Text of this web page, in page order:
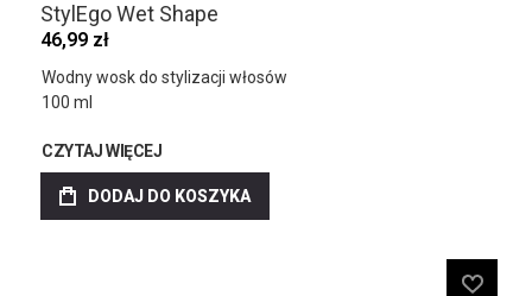
StylEgo Wet Shape
46,99 zł
Wodny wosk do stylizacji włosów
100 ml
CZYTAJ WIĘCEJ
DODAJ DO KOSZYKA